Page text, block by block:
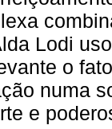
Lodi
o
numa
e